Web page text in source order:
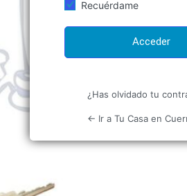
Recuérdame
¿Has olvidado tu
← Ir a Tu Casa en